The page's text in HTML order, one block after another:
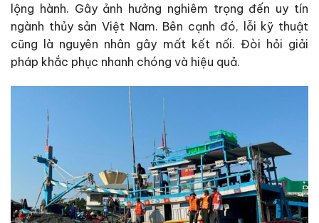
lộng hành. Gây ảnh hưởng nghiêm trọng đến uy tín
ngành thủy sản Việt Nam. Bên cạnh đó, lỗi kỹ thuật
cũng là nguyên nhân gây mất kết nối. Đòi hỏi giải
pháp khắc phục nhanh chóng và hiệu quả.